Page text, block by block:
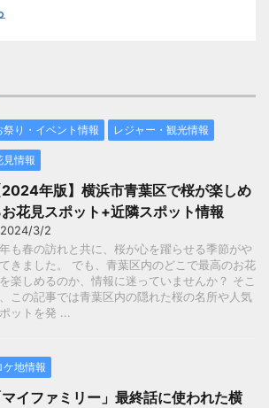
祭り・イベント情報 レジャー・観光情報
見情報
2024年版】横浜市青葉区で桜が楽しめ
花見スポット+近隣スポット情報
2024/3/2
も春の訪れと共に、桜が心を躍らせる季節がや
きました。 でも、青葉区内のどこで最高のお花
楽しめるのか、情報に迷っていませんか？ そこ
この記事では青葉区内の隠れた桜の名所や人気
ットを発 ...
ケ地情報
マイファミリー」最終話に使われた横